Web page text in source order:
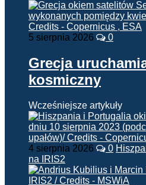
5 sierpnia 2026 0
Grecja
kosmiczny
Wcześniejsze artykuły
4 sierpnia 2026 0
na IRIS2